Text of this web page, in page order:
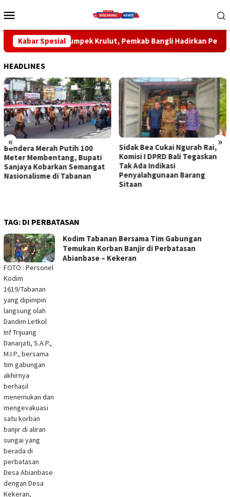
ke
Mobile
Kabar Spesial
Krulut, Pemkab Bangli Hadirkan Pengobatan Gratis di
HEADLINES
« »
Sidak Bea Cukai Ngurah Rai,
Komisi I DPRD Bali Tegaskan
Tak Ada Indikasi
Penyalahgunaan Barang
Rahina Tumpek Krulut,
Pemkab Bangli Hadirkan
Pengobatan Gratis di Empat
Kecamatan Wujudkan
Pelayanan Kesehatan
TAG: DI PERBATASAN
FOTO : Personel
Kodim
1619/Tabanan
yang dipimpin
langsung olah
Dandim Letkol
Inf Trijuang
Danarjati, S.A.P.,
M.I.P., bersama
tim gabungan
akhirnya
berhasil
menemukan dan
mengevakuasi
satu korban
banjir di aliran
sungai yang
berada di
perbatasan
Desa Abianbase
dengan Desa
Kekeran,
Kodim Tabanan Bersama Tim Gabungan
Temukan Korban Banjir di Perbatasan
Abianbase – Kekeran